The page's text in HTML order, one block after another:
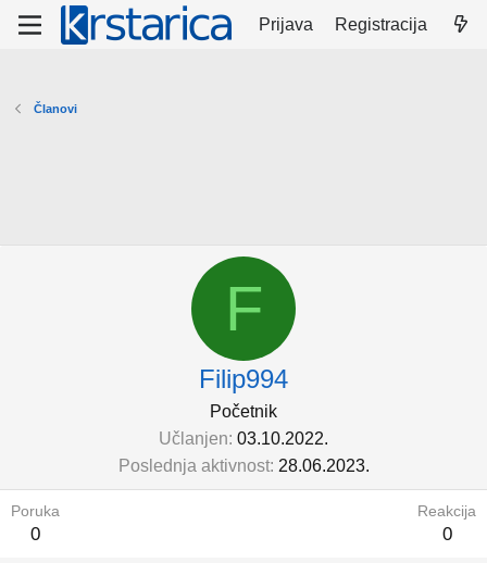
Prijava Registracija
Članovi
F
Filip994
Početnik
Učlanjen 03.10.2022.
Poslednja aktivnost 28.06.2023.
Poruka
0
Reakcija
0